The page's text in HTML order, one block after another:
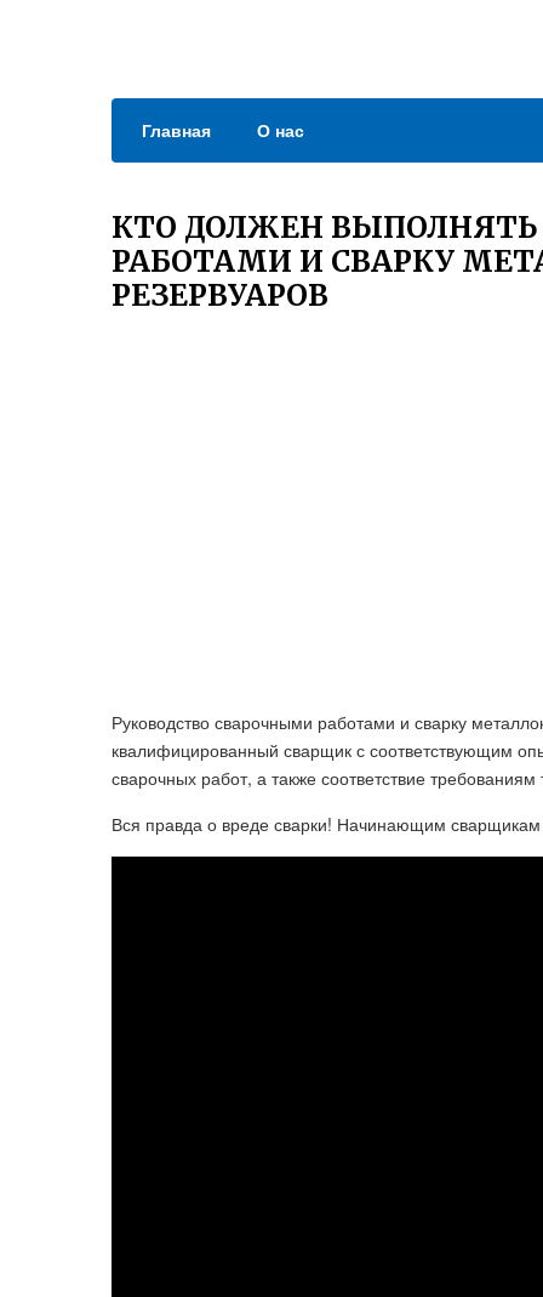
Главная О нас
КТО ДОЛЖЕН
РАБОТАМИ И СВАРКУ
РЕЗЕРВУАРОВ
Руководство сварочными работами и сварку
квалифицированный сварщик с соответствующим
сварочных работ, а также соответствие требованиям
Вся правда о вреде сварки! Начинающим сварщикам